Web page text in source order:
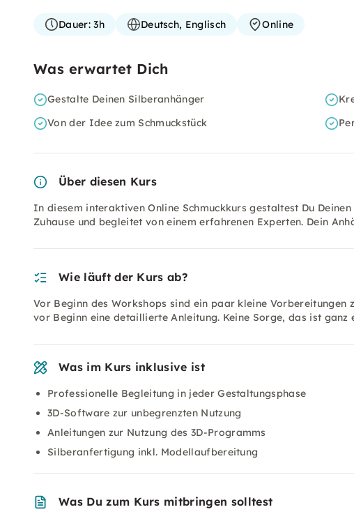
Dauer:3h Deutsch, Englisch Online
Was erwartet Dich
Gestalte Deinen Silberanhänger
Von der Idee zum Schmuckstück
Über diesen Kurs
In diesem interaktiven Online Schmuckkurs gestaltest Du
Zuhause und begleitet von einem erfahrenen Experten. Dein
Wie läuft der Kurs ab?
Vor Beginn des Workshops sind ein paar kleine Vorbereitungen
vor Beginn eine detaillierte Anleitung. Keine Sorge, das ist ganz
Was im Kurs inklusive ist
Professionelle Begleitung in jeder Gestaltungsphase
3D-Software zur unbegrenzten Nutzung
Anleitungen zur Nutzung des 3D-Programms
Silberanfertigung inkl. Modellaufbereitung
Was Du zum Kurs mitbringen solltest